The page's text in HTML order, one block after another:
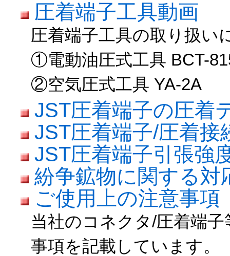
圧着端子工具動画
圧着端子工具の取り扱い
①電動油圧式工具 BCT-
②空気圧式工具 YA-2A
JST圧着端子の圧着
JST圧着端子/圧着
JST圧着端子引張強
紛争鉱物に関する
ご使用上の注意事項
当社のコネクタ/圧着端
事項を記載しています。